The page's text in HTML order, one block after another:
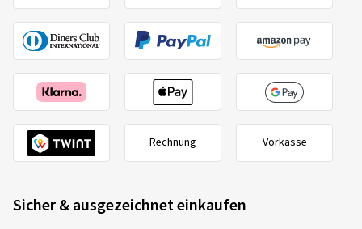
Rechnung Vorkasse
Sicher & ausgezeichnet einkaufen